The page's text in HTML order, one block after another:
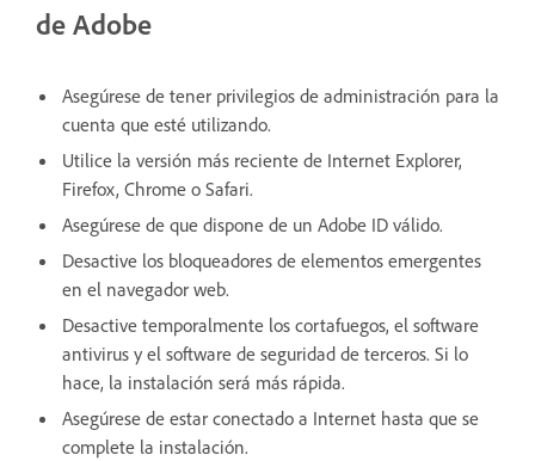
de Adobe
Asegúrese de tener privilegios de administración para la
cuenta que esté utilizando.
Utilice la versión más reciente de Internet Explorer,
Firefox, Chrome o Safari.
Asegúrese de que dispone de un Adobe ID válido.
Desactive los bloqueadores de elementos emergentes
en el navegador web.
Desactive temporalmente los cortafuegos, el software
antivirus y el software de seguridad de terceros. Si lo
hace, la instalación será más rápida.
Asegúrese de estar conectado a Internet hasta que se
complete la instalación.